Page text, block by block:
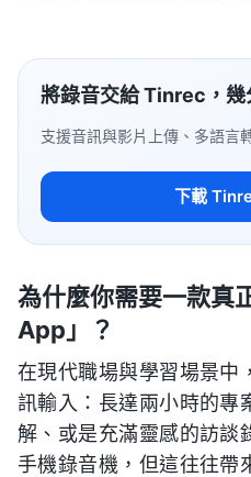
將錄音交給 Tinrec，幾
支援音訊與影片上傳、多語言
下載
為什麼你需要一款真
App」？
在現代職場與學習場景中
訊輸入：長達兩小時的專
解、或是充滿靈感的訪談
手機錄音機，但這往往